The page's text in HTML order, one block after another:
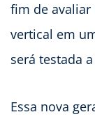
fim de avaliar
vertical em
será testada
Essa nova